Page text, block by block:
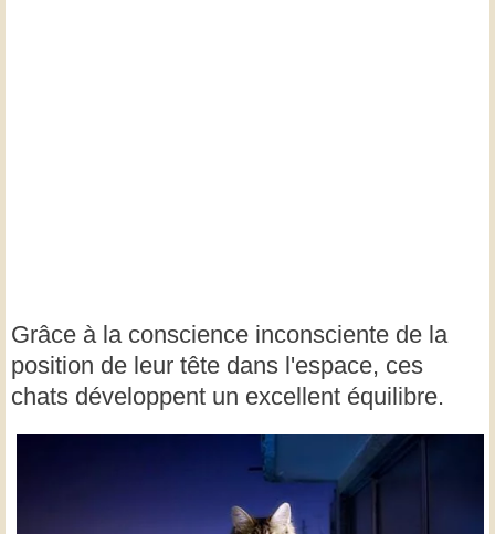
Grâce à la conscience inconsciente de la
position de leur tête dans l'espace, ces
chats développent un excellent équilibre.